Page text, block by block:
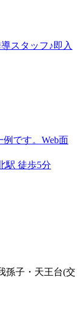
スタッフ♪即入
です。Web面
駅 徒歩5分
孫子・天王台(交